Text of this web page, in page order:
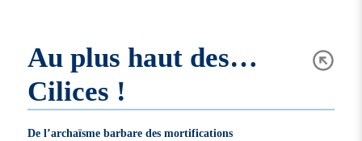
Au plus haut des…
Cilices !
De l’archaïsme barbare des mortifications